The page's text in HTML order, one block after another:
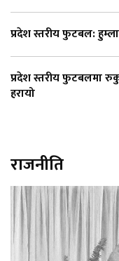
प्रदेश स्तरीय फुटबल:
प्रदेश स्तरीय फुटबलमा
हरायो
राजनीति